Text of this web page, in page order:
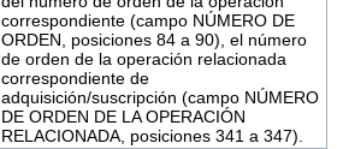
correspondiente (campo NÚMERO DE
ORDEN, posiciones 84 a 90), el número
de orden de la operación relacionada
correspondiente de
adquisición/suscripción (campo NÚMERO
DE ORDEN DE LA OPERACIÓN
RELACIONADA, posiciones 341 a 347).